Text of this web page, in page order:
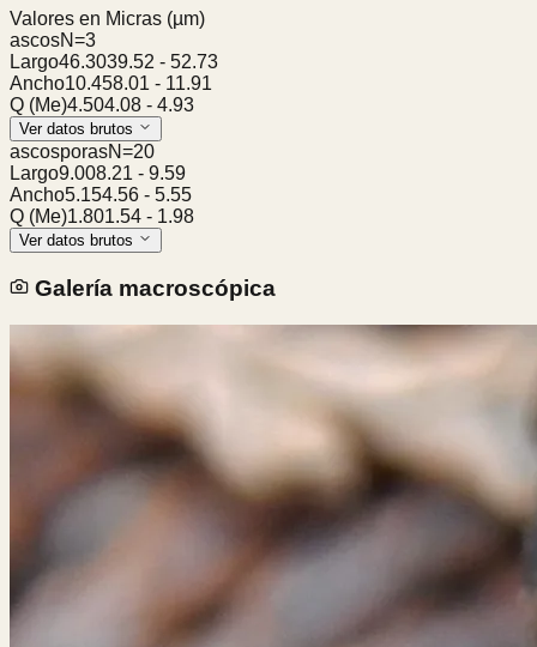
Valores en Micras (µm)
ascosN=3
Largo46.3039.52 - 52.73
Ancho10.458.01 - 11.91
Q (Me)4.504.08 - 4.93
Ver datos brutos
ascosporasN=20
Largo9.008.21 - 9.59
Ancho5.154.56 - 5.55
Q (Me)1.801.54 - 1.98
Ver datos brutos
Galería macroscópica